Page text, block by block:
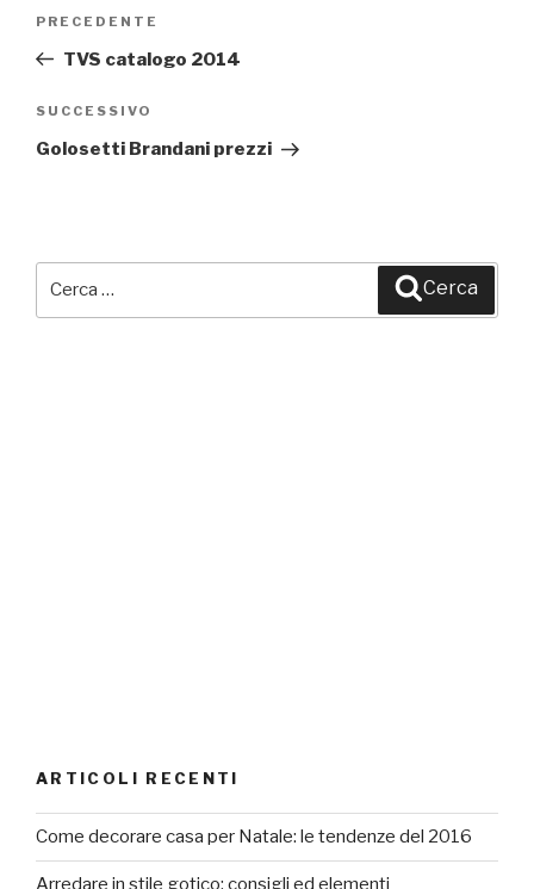
Articolo
precedente:
PRECEDENTE
TVS catalogo 2014
Articolo
successivo
SUCCESSIVO
Golosetti Brandani prezzi
Cerca
ARTICOLI RECENTI
Come decorare casa per Natale: le tendenze del 2016
Arredare in stile gotico: consigli ed elementi